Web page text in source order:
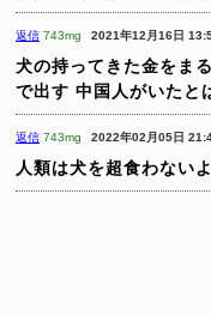
返信 743mg 2021年12月16日
犬の持ってきた金をま
で出す 中国人がいたと
返信 743mg 2022年02月05日
人類は犬を超食わないよ